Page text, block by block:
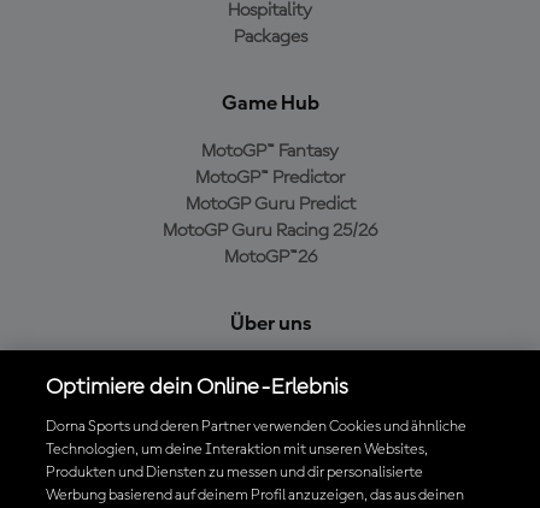
Hospitality
Packages
Game Hub
MotoGP™ Fantasy
MotoGP™ Predictor
MotoGP Guru Predict
MotoGP Guru Racing 25/26
MotoGP™26
Über uns
Cookie-Richtlinien
Geschäftsbedingungen
Datenschutzrichtlinien
Kaufrichtlinie
Optimiere dein Online-Erlebnis
Dorna Sports und deren Partner verwenden Cookies und ähnliche
Technologien, um deine Interaktion mit unseren Websites,
Produkten und Diensten zu messen und dir personalisierte
Werbung basierend auf deinem Profil anzuzeigen, das aus deinen